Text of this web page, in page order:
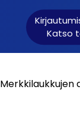
Katso
Merkkilaukkujen